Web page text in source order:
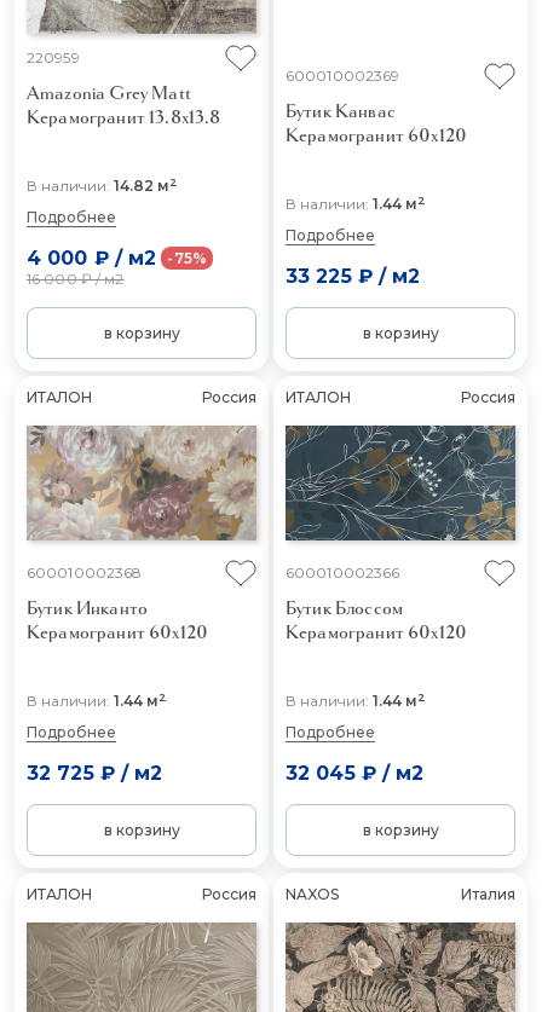
220959
Amazonia Grey Matt
Керамогранит 13.8x13.8
В наличии: 14.82 м2
Подробнее
4 000 ₽/ м2
16 000 ₽/м2
-75%
в корзину
600010002369
Бутик Канвас
Керамогранит 60x120
В наличии: 1.44 м2
Подробнее
33 225 ₽/ м2
в корзину
ИТАЛОН Россия
600010002368
Бутик Инканто
Керамогранит 60x120
В наличии: 1.44 м2
Подробнее
32 725 ₽/ м2
в корзину
ИТАЛОН Россия
600010002366
Бутик Блоссом
Керамогранит 60x120
В наличии: 1.44 м2
Подробнее
32 045 ₽/ м2
в корзину
ИТАЛОН Россия NAXOS Италия